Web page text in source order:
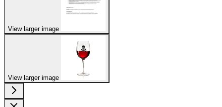
View larger image
View larger image